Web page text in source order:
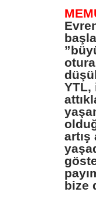
YTL,
bize